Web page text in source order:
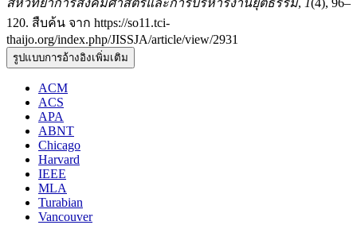
สหวิทยาการสังคมศาสตร์และการบริหารงานยุติธรรม, 1(4), 96–
120. สืบค้น จาก https://so11.tci-
thaijo.org/index.php/JISSJA/article/view/2931
รูปแบบการอ้างอิงเพิ่มเติม
ACM
ACS
APA
ABNT
Chicago
Harvard
IEEE
MLA
Turabian
Vancouver